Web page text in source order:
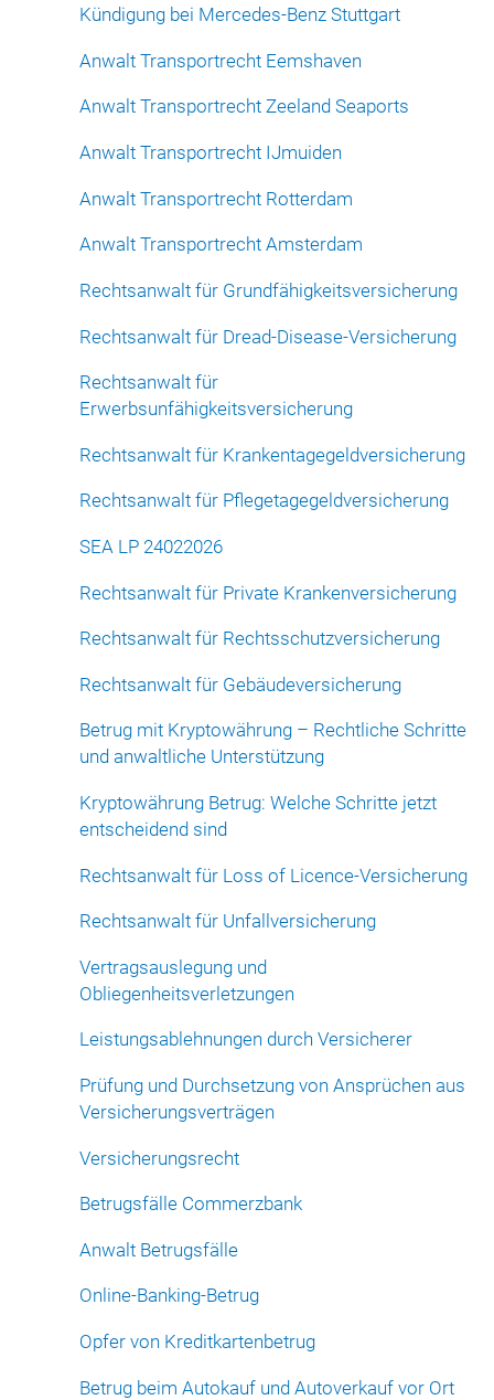
Kündigung bei Mercedes-Benz Stuttgart
Anwalt Transportrecht Eemshaven
Anwalt Transportrecht Zeeland Seaports
Anwalt Transportrecht IJmuiden
Anwalt Transportrecht Rotterdam
Anwalt Transportrecht Amsterdam
Rechtsanwalt für Grundfähigkeitsversicherung
Rechtsanwalt für Dread-Disease-Versicherung
Rechtsanwalt für
Erwerbsunfähigkeitsversicherung
Rechtsanwalt für Krankentagegeldversicherung
Rechtsanwalt für Pflegetagegeldversicherung
SEA LP 24022026
Rechtsanwalt für Private Krankenversicherung
Rechtsanwalt für Rechtsschutzversicherung
Rechtsanwalt für Gebäudeversicherung
Betrug mit Kryptowährung – Rechtliche Schritte
und anwaltliche Unterstützung
Kryptowährung Betrug: Welche Schritte jetzt
entscheidend sind
Rechtsanwalt für Loss of Licence-Versicherung
Rechtsanwalt für Unfallversicherung
Vertragsauslegung und
Obliegenheitsverletzungen
Leistungsablehnungen durch Versicherer
Prüfung und Durchsetzung von Ansprüchen aus
Versicherungsverträgen
Versicherungsrecht
Betrugsfälle Commerzbank
Anwalt Betrugsfälle
Online-Banking-Betrug
Opfer von Kreditkartenbetrug
Betrug beim Autokauf und Autoverkauf vor Ort